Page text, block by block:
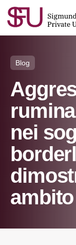
content
Blog
nei